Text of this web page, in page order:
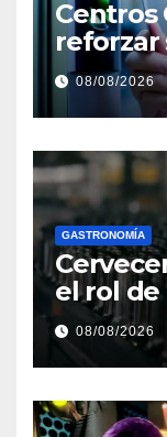
Centros
reforzar
el
08/08/2026
GASTRONOMÍA
el rol de
motor
en
08/08/2026